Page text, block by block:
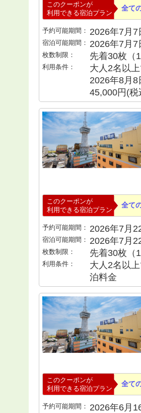
このクーポンが
利用できる宿泊プラン
全て
予約可能期間： 2026年7月
宿泊可能期間： 2026年7月
枚数制限： 先着30枚（
利用条件：
大人2名以
2026年8月
45,000円(
このクーポンが
利用できる宿泊プラン
全て
予約可能期間： 2026年7月
宿泊可能期間： 2026年7月
枚数制限： 先着30枚（
利用条件：
大人2名以
泊料金
このクーポンが
利用できる宿泊プラン
全て
予約可能期間： 2026年6月